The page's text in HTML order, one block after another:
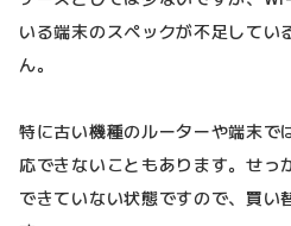
いる端末のスペックが不足してい
ん。
特に古い機種のルーターや端末で
応できないこともあります。せっ
できていない状態ですので、買い